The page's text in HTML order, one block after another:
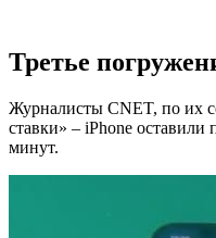
Третье
Журналисты CNET, по их
ставки» – iPhone
минут.